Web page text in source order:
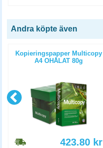
Andra köpte även
Kopieringspapper Multicopy
A4 OHÅLAT 80g
423.80 kr